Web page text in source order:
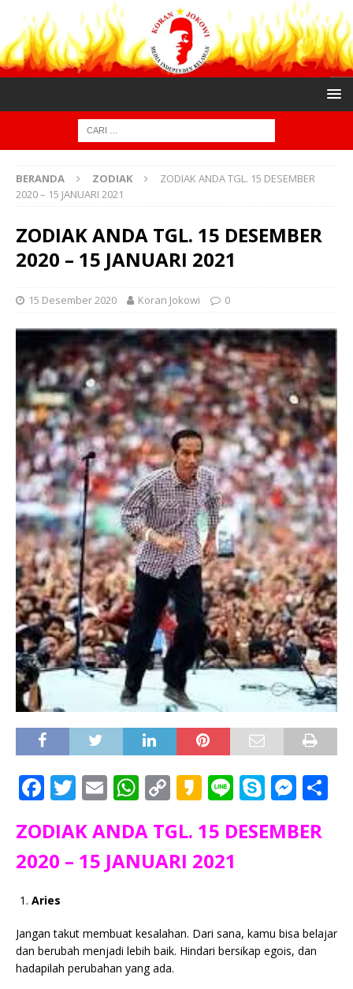
BERANDA ZODIAK
ZODIAK ANDA TGL. 15 DESEMBER
2020 – 15 JANUARI 2021
ZODIAK ANDA TGL. 15 DESEMBER
2020 – 15 JANUARI 2021
15 Desember 2020 Koran Jokowi 0
F
a
c
e
b
o
o
k
T
w
it
te
E
m
ai
l
W
h
at
s
p
C
o
p
y
k
K
a
k
a
Li
n
e
S
k
y
M
e
ss
e
r
ZODIAK ANDA TGL. 15 DESEMBER
2020 – 15 JANUARI 2021
Aries
Jangan takut membuat kesalahan. Dari sana, kamu bisa belajar
dan berubah menjadi lebih baik. Hindari bersikap egois, dan
hadapilah perubahan yang ada.